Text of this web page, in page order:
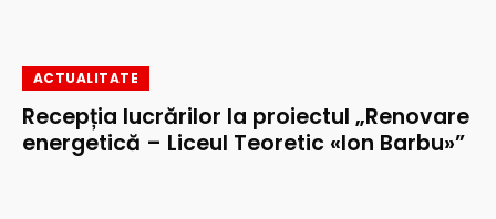
ACTUALITATE
Recepția lucrărilor la proiectul „Renovare
energetică – Liceul Teoretic «Ion Barbu»”